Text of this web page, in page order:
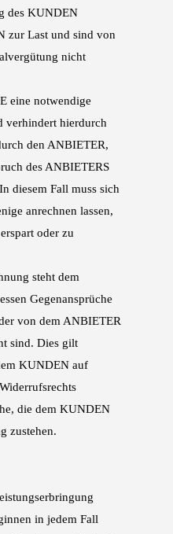
des KUNDEN
zur Last und sind von
nicht
eine notwendige
verhindert hierdurch
den ANBIETER,
des ANBIETERS
diesem Fall muss sich
anrechnen lassen,
oder zu
steht dem
Gegenansprüche
von dem ANBIETER
sind. Dies gilt
KUNDEN auf
die dem KUNDEN
zustehen.
in jedem Fall